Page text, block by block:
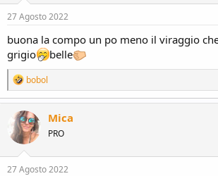
27 Agosto 2022
buona la compo un po meno il viraggio
grigio
belle
R
e
a
c
t
i
o
n
s
bobol
Mica
PRO
27 Agosto 2022